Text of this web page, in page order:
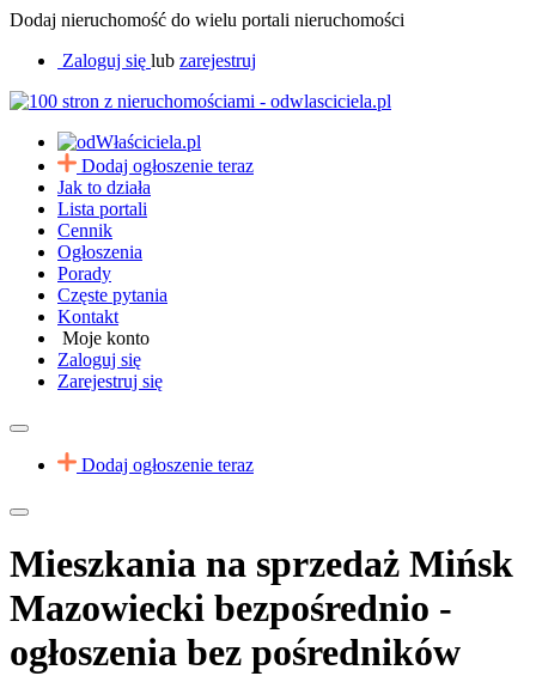
Dodaj nieruchomość do wielu portali nieruchomości
Zaloguj się lub zarejestruj
Dodaj ogłoszenie teraz
Jak to działa
Lista portali
Cennik
Ogłoszenia
Porady
Częste pytania
Kontakt
Moje konto
Zaloguj się
Zarejestruj się
Dodaj ogłoszenie teraz
Mieszkania na sprzedaż Mińsk
Mazowiecki bezpośrednio -
ogłoszenia bez pośredników